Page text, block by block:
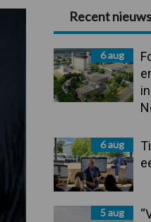
Primaire
Sidebar
Recent nieuws
6 aug
6 aug
5 aug